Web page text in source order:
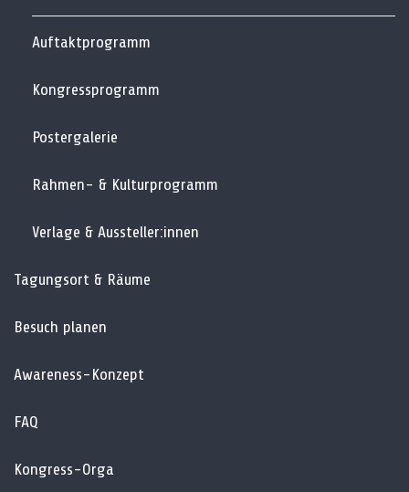
Auftaktprogramm
Kongressprogramm
Postergalerie
Rahmen- & Kulturprogramm
Verlage & Aussteller:innen
Tagungsort & Räume
Besuch planen
Awareness-Konzept
FAQ
Kongress-Orga